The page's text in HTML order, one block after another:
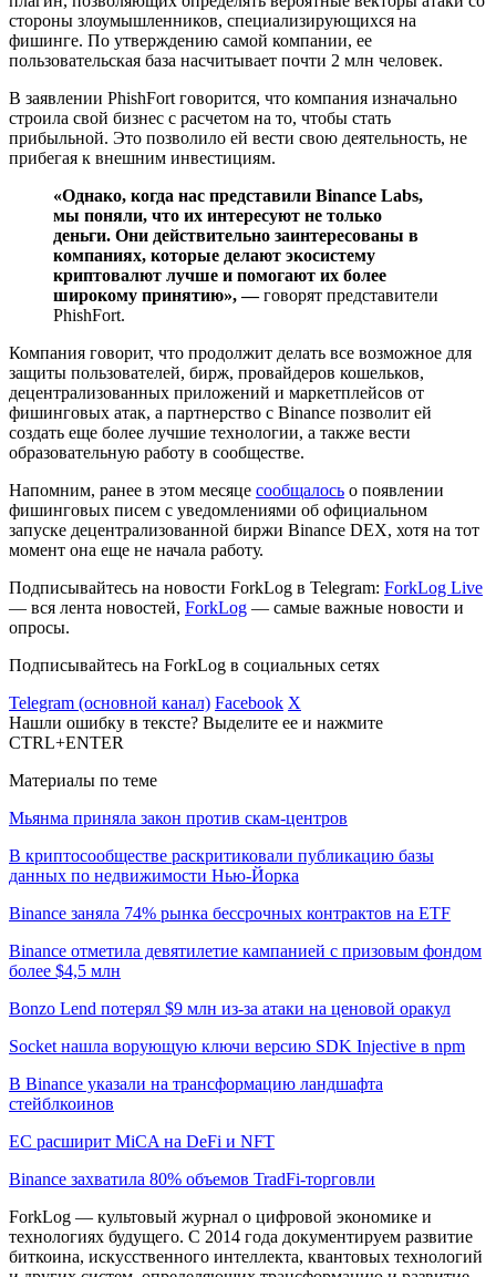
стороны злоумышленников, специализирующихся на
фишинге. По утверждению самой компании, ее
пользовательская база насчитывает почти 2 млн человек.
В заявлении PhishFort говорится, что компания изначально
строила свой бизнес с расчетом на то, чтобы стать
прибыльной. Это позволило ей вести свою деятельность, не
прибегая к внешним инвестициям.
«Однако, когда нас представили Binance Labs,
мы поняли, что их интересуют не только
деньги. Они действительно заинтересованы в
компаниях, которые делают экосистему
криптовалют лучше и помогают их более
широкому принятию», —говорят представители
PhishFort.
Компания говорит, что продолжит делать все возможное для
защиты пользователей, бирж, провайдеров кошельков,
децентрализованных приложений и маркетплейсов от
фишинговых атак, а партнерство с Binance позволит ей
создать еще более лучшие технологии, а также вести
образовательную работу в сообществе.
Напомним, ранее в этом месяце сообщалось о появлении
фишинговых писем c уведомлениями об официальном
запуске децентрализованной биржи Binance DEX, хотя на тот
момент она еще не начала работу.
Подписывайтесь на новости ForkLog в Telegram: ForkLog Live
— вся лента новостей, ForkLog — самые важные новости и
опросы.
Подписывайтесь на ForkLog в социальных сетях
Telegram (основной канал) Facebook X
Нашли ошибку в тексте? Выделите ее и нажмите
CTRL+ENTER
Материалы по теме
Мьянма приняла закон против скам-центров
В криптосообществе раскритиковали публикацию базы
данных по недвижимости Нью-Йорка
Binance заняла 74% рынка бессрочных контрактов на ETF
Binance отметила девятилетие кампанией с призовым фондом
более $4,5 млн
Bonzo Lend потерял $9 млн из-за атаки на ценовой оракул
Socket нашла ворующую ключи версию SDK Injective в npm
В Binance указали на трансформацию ландшафта
стейблкоинов
ЕС расширит MiCA на DeFi и NFT
Binance захватила 80% объемов TradFi-торговли
ForkLog — культовый журнал о цифровой экономике и
технологиях будущего. С 2014 года документируем развитие
биткоина, искусственного интеллекта, квантовых технологий